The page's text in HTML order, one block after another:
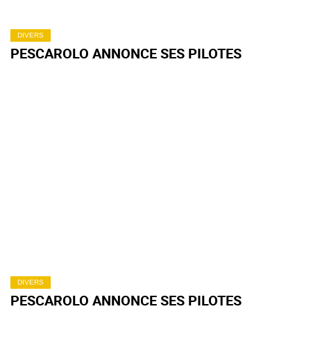
DIVERS
PESCAROLO ANNONCE SES PILOTES
DIVERS
PESCAROLO ANNONCE SES PILOTES